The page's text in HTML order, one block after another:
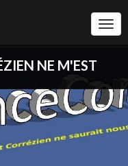
NE M'EST